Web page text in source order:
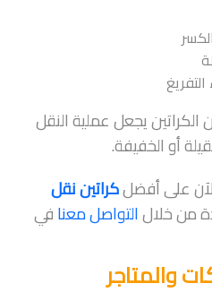
يجعل عملية النقل
أو الخفيفة.
على أفضلكراتين نقل
من خلالالتواصل معنافي
والمتاجر